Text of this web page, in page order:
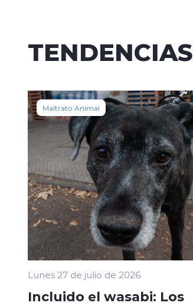
TENDENCIAS
Maltrato Animal
Lunes 27 de julio de 2026
Incluido el wasabi: Los